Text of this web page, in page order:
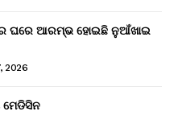
ଘରେ ଆରମ୍ଭ ହୋଇଛି ନୁଆଁଖାଇ
2026
ମେଡିସିନ